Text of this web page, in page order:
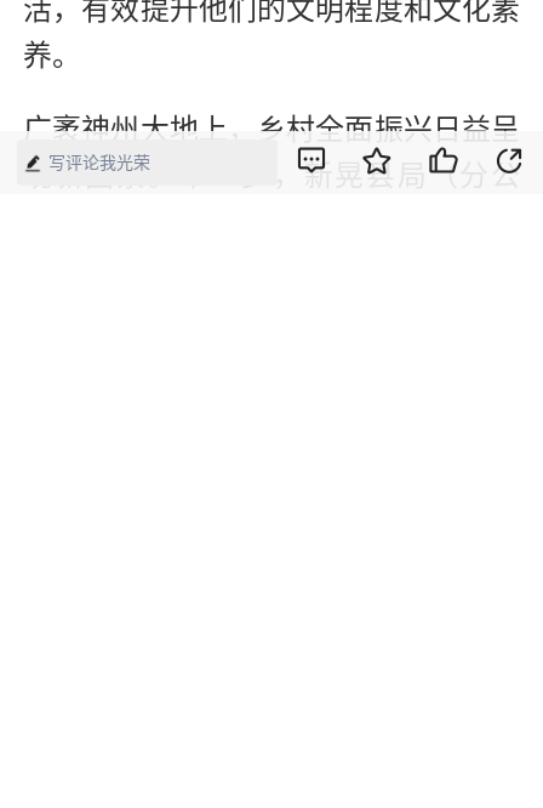
活，有效提升他们的文明程度和文化素
养。
广袤神州大地上，乡村全面振兴日益呈
现新图景。下一步，新晃县局（分公
写评论我光荣